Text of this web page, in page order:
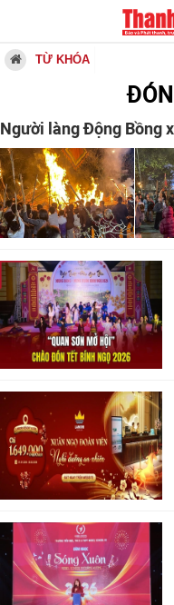
TỪ KHÓA
Người làng Động Bồng